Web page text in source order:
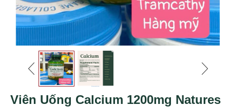
Viên Uống Calcium 1200mg Natures